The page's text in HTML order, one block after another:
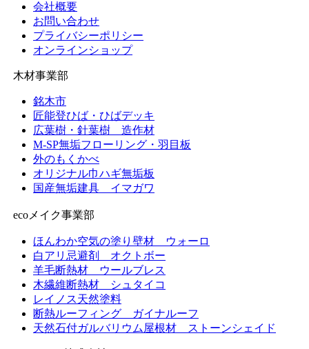
会社概要
お問い合わせ
プライバシーポリシー
オンラインショップ
木材事業部
銘木市
匠能登ひば・ひばデッキ
広葉樹・針葉樹 造作材
M-SP無垢フローリング・羽目板
外のもくかべ
オリジナル巾ハギ無垢板
国産無垢建具 イマガワ
ecoメイク事業部
ほんわか空気の塗り壁材 ウォーロ
白アリ忌避剤 オクトボー
羊毛断熱材 ウールブレス
木繊維断熱材 シュタイコ
レイノス天然塗料
断熱ルーフィング ガイナルーフ
天然石付ガルバリウム屋根材 ストーンシェイド